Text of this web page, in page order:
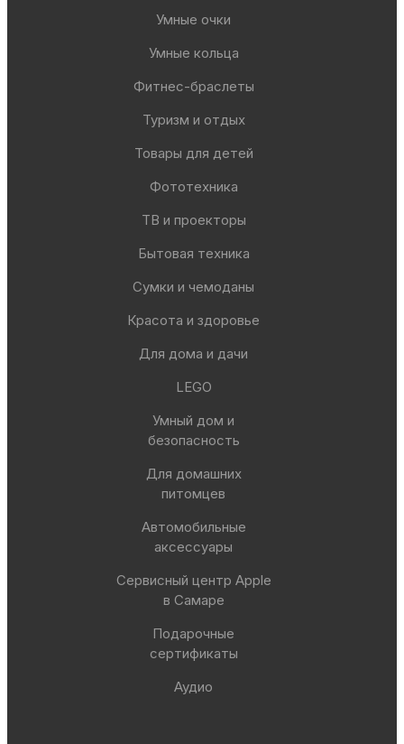
Умные очки
Умные кольца
Фитнес-браслеты
Туризм и отдых
Товары для детей
Фототехника
ТВ и проекторы
Бытовая техника
Сумки и чемоданы
Красота и здоровье
Для дома и дачи
LEGO
Умный дом и
безопасность
Для домашних
питомцев
Автомобильные
аксессуары
Сервисный центр Apple
в Самаре
Подарочные
сертификаты
Аудио